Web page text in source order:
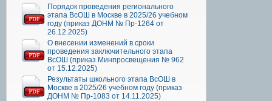
Порядок проведения регионального
этапа ВсОШ в Москве в 2025/26 учебном
году (приказ ДОНМ № Пр-1264 от
26.12.2025)
О внесении изменений в сроки
проведения заключительного этапа
ВсОШ (приказ Минпросвещения № 962
от 15.12.2025)
Результаты школьного этапа ВсОШ в
Москве в 2025/26 учебном году (приказ
ДОНМ № Пр-1083 от 14.11.2025)